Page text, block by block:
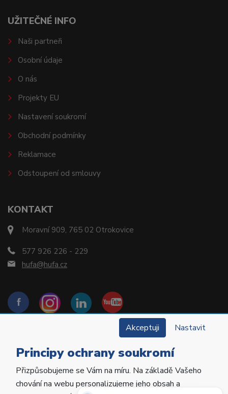
KONTAKT
Moravní 909, 765 02 Otrokovice
577 926 226 - 229
hufa@hufa.cz
UŽITEČNÉ INFO
Naši partneři
Osobní údaje
O nás
Projekty EU
Nastavení soukromí
Obchodní podmínky
Reklamace
Odstoupení od smlouvy
Copyright © 2022 Hu-Fa Dental a.s. Všechna práva
vyhrazena.
Akceptuji Nastavit
Principy ochrany soukromí
Přizpůsobujeme se Vám na míru. Na základě Vašeho
chování na webu personalizujeme jeho obsah a
Potřebujete poradit?Zeptejte se našeho